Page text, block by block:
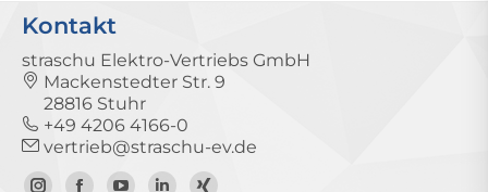
Kontakt
straschu Elektro-Vertriebs GmbH
Mackenstedter Str. 9
28816 Stuhr
+49 4206 4166-0
vertrieb@straschu-ev.de